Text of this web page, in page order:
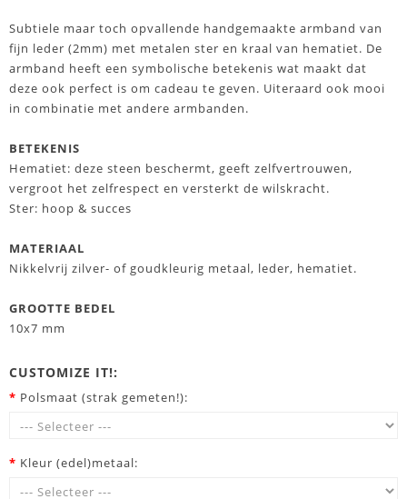
Subtiele maar toch opvallende handgemaakte armband van
fijn leder (2mm) met metalen ster en kraal van hematiet. De
armband heeft een symbolische betekenis wat maakt dat
deze ook perfect is om cadeau te geven. Uiteraard ook mooi
in combinatie met andere armbanden.
BETEKENIS
Hematiet: deze steen beschermt, geeft zelfvertrouwen,
vergroot het zelfrespect en versterkt de wilskracht.
Ster: hoop & succes
MATERIAAL
Nikkelvrij zilver- of goudkleurig metaal, leder, hematiet.
GROOTTE BEDEL
10x7 mm
CUSTOMIZE IT!:
* Polsmaat (strak gemeten!):
* Kleur (edel)metaal: